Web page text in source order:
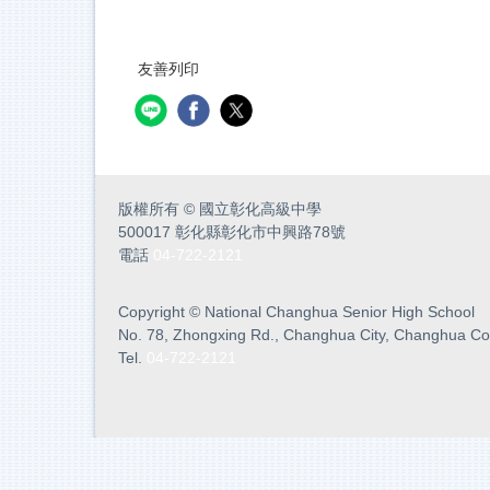
友善列印
版權所有 © 國立彰化高級中學
500017 彰化縣彰化市中興路78號
電話
Copyright © National Changhua Senior High School
No. 78, Zhongxing Rd., Changhua City, Changhua
Tel.